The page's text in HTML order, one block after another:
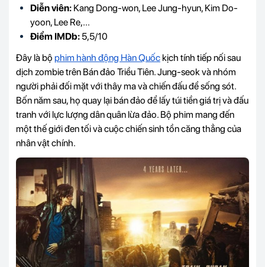
Diễn viên: Kang Dong-won, Lee Jung-hyun, Kim Do-
yoon, Lee Re,...
Điểm IMDb: 5,5/10
Đây là bộ phim hành động Hàn Quốc kịch tính tiếp nối sau
dịch zombie trên Bán đảo Triều Tiên. Jung-seok và nhóm
người phải đối mặt với thây ma và chiến đấu để sống sót.
Bốn năm sau, họ quay lại bán đảo để lấy túi tiền giá trị và đấu
tranh với lực lượng dân quân lừa đảo. Bộ phim mang đến
một thế giới đen tối và cuộc chiến sinh tồn căng thẳng của
nhân vật chính.